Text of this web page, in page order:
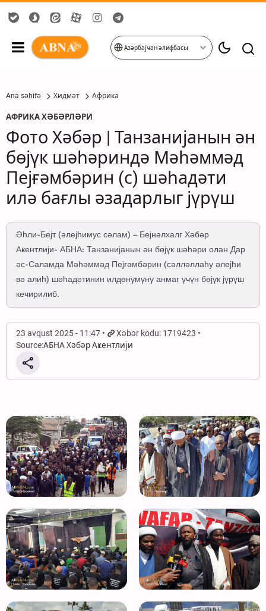
Азәрбајҹан әлифбасы
Ana səhifə Хидмәт Африҝа
АФРИКА ХӘБӘРЛӘРИ
Фото Хәбәр | Танзанијанын ән
бөјүк шәһәриндә Мәһәммәд
Пејғәмбәрин (с) шәһадәти
илә бағлы әзадарлыг јүрүш
Әһли-Бејт (әлејһимус сәлам) – Бејнәлхалг Хәбәр
Аҝентлији- АБНА: Танзанијанын ән бөјүк шәһәри олан Дар
әс-Саламда Мәһәммәд Пејғәмбәрин (сәлләллаһу әлејһи
вә алиһ) шәһадәтинин илдөнүмүнү анмаг үчүн бөјүк јүрүш
кечирилиб.
23 avqust 2025 - 11:47
Xəbər kodu: 1719423
Source:АБНА Хәбәр Аҝентлији